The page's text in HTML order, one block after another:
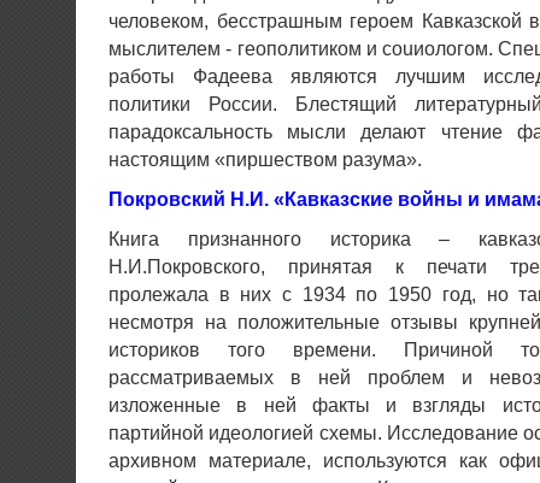
человеком, бесстрашным героем
мыслителем - геополитиком и соuиологом.
работы Фадеева являются лучшим
политики России. Блестящий
парадоксальность мысли делают чтение
настоящим «пиршеством разума».
Покровский Н.И. «Кавказские войны и
Книга признанного историка –
Н.И.Покровского, принятая к печати
пролежала в них с 1934 по 1950 год, но
несмотря на положительные отзывы
историков того времени. Причиной
рассматриваемых в ней проблем и
изложенные в ней факты и взгляды
партийной идеологией схемы. Исследование
архивном материале, используются как